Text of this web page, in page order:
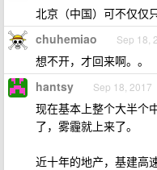
北京（中国）可不仅仅
chuhemiao Sep 18,
想不开，才回来啊。。
hantsy Sep 18, 2017
现在基本上整个大半个
了，雾霾就上来了。
近十年的地产，基建高